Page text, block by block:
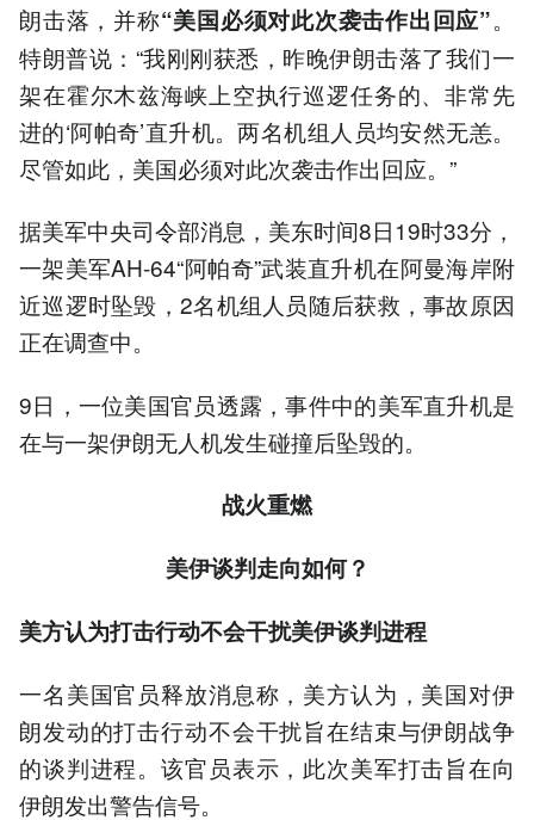
朗击落，并称“美国必须对此次袭击作出回应”。
特朗普说：“我刚刚获悉，昨晚伊朗击落了我们一
架在霍尔木兹海峡上空执行巡逻任务的、非常先
进的‘阿帕奇’直升机。两名机组人员均安然无恙。
尽管如此，美国必须对此次袭击作出回应。”
据美军中央司令部消息，美东时间8日19时33分，
一架美军AH-64“阿帕奇”武装直升机在阿曼海岸附
近巡逻时坠毁，2名机组人员随后获救，事故原因
正在调查中。
9日，一位美国官员透露，事件中的美军直升机是
在与一架伊朗无人机发生碰撞后坠毁的。
战火重燃
美伊谈判走向如何？
美方认为打击行动不会干扰美伊谈判进程
一名美国官员释放消息称，美方认为，美国对伊
朗发动的打击行动不会干扰旨在结束与伊朗战争
的谈判进程。该官员表示，此次美军打击旨在向
伊朗发出警告信号。